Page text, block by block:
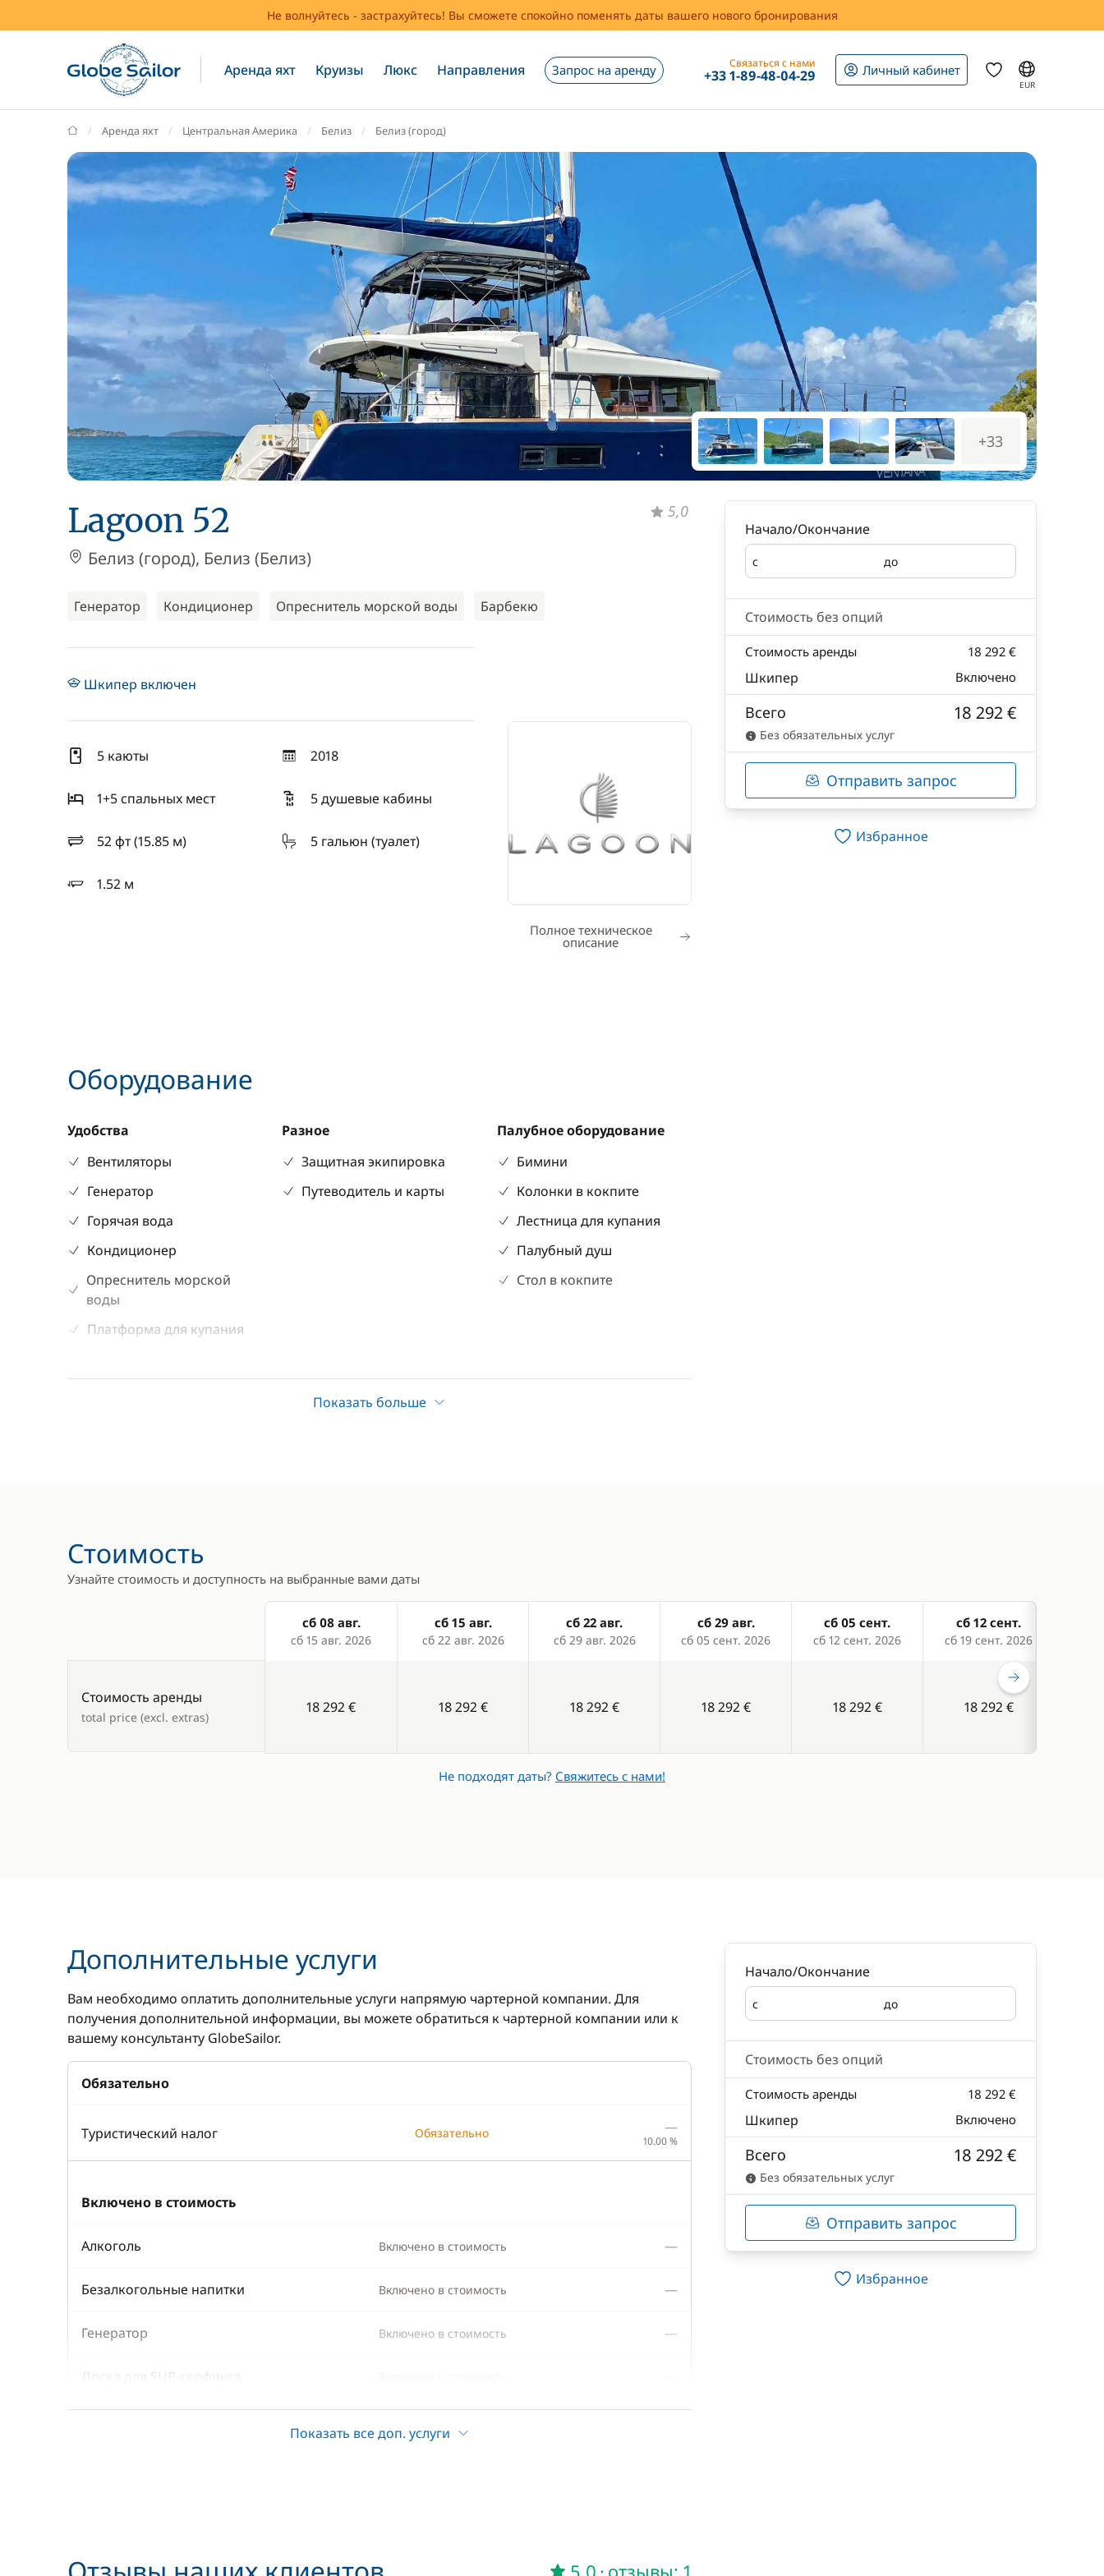
Не волнуйтесь - застрахуйтесь! Вы сможете спокойно поменять даты вашего нового бронирования
Аренда яхт Круизы Люкс Направления Запрос на аренду Связаться с нами
+33 1-89-48-04-29 Личный кабинет
EUR
GlobeSailor
Аренда яхт Центральная Америка Белиз Белиз (город)
+33
Lagoon 52
Белиз (город), Белиз (Белиз)
Генератор Кондиционер Опреснитель морской воды Барбекю
5,0
Шкипер включен
5 каюты 2018
год
1+5 спальныx мест
5 душевые кабины
52 фт (15.85 м)
длина 5 гальюн (туалет)
1.52 м
осадка
Полное техническое
описание
Оборудование
Удобства
Вентиляторы
Генератор
Горячая вода
Кондиционер
Опреснитель морской
воды
Платформа для купания
Разное
Защитная экипировка
Путеводитель и карты
Палубное оборудование
Бимини
Колонки в кокпите
Лестница для купания
Палубный душ
Стол в кокпите
Плита
Досуг
Рыболовные снасти
Показать больше
Начало/Окончание
с
Начало до
Окончание
Стоимость без опций
Стоимость аренды 18 292 €
Шкипер Включено
Всего 18 292 €
Без обязательных услуг
Отправить запрос
Избранное
Стоимость
Узнайте стоимость и доступность на выбранные вами даты
Products
сб 08 авг.
сб 15 авг. 2026
сб 15 авг.
сб 22 авг. 2026
сб 22 авг.
сб 29 авг. 2026
сб 29 авг.
сб 05 сент. 2026
сб 05 сент.
сб 12 сент. 2026
сб 12 сент.
сб 19 сент. 2026
Стоимость аренды
total price (excl. extras)
18 292 € 18 292 € 18 292 € 18 292 € 18 292 € 18 292 €
Не подходят даты? Свяжитесь с нами!
Дополнительные услуги
Вам необходимо оплатить дополнительные услуги напрямую чартерной компании. Для
получения дополнительной информации, вы можете обратиться к чартерной компании или к
вашему консультанту GlobeSailor.
Обязательно
Туристический налог Обязательно —
10.00 %
Включено в стоимость
Алкоголь Включено в стоимость —
Безалкогольные напитки Включено в стоимость —
Генератор Включено в стоимость —
Доска для SUP-серфинга
Показать все доп. услуги
5,0 · отзывы: 1
Начало/Окончание
с
Начало до
Окончание
Стоимость без опций
Стоимость аренды 18 292 €
Шкипер Включено
Всего 18 292 €
Без обязательных услуг
Отправить запрос
Избранное